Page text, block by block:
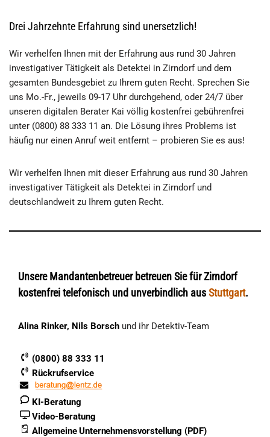
Drei Jahrzehnte Erfahrung sind unersetzlich!
Wir verhelfen Ihnen mit der Erfahrung aus rund 30 Jahren
investigativer Tätigkeit als Detektei in Zirndorf und dem
gesamten Bundesgebiet zu Ihrem guten Recht. Sprechen Sie
uns Mo.-Fr., jeweils 09-17 Uhr durchgehend, oder 24/7 über
unseren digitalen Berater Kai völlig kostenfrei gebührenfrei
unter (0800) 88 333 11 an. Die Lösung ihres Problems ist
häufig nur einen Anruf weit entfernt – probieren Sie es aus!
Wir verhelfen Ihnen mit dieser Erfahrung aus rund 30 Jahren
investigativer Tätigkeit als Detektei in Zirndorf und
deutschlandweit zu Ihrem guten Recht.
Unsere Mandantenbetreuer betreuen Sie für Zirndorf
kostenfrei telefonisch und unverbindlich ausStuttgart.
Alina Rinker, Nils Borsch und ihr Detektiv-Team
(0800) 88 333 11
Rückrufservice
KI-Beratung
Video-Beratung
Allgemeine Unternehmensvorstellung (PDF)